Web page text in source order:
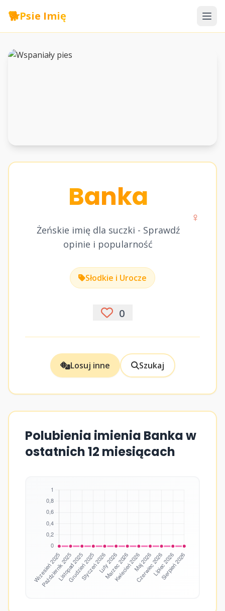
🐕Psie Imię
Banka
Żeńskie imię dla suczki - Sprawdź
opinie i popularność
♀
Słodkie i Urocze
0
Losuj inne Szukaj
Polubienia imienia Banka w
ostatnich 12 miesiącach